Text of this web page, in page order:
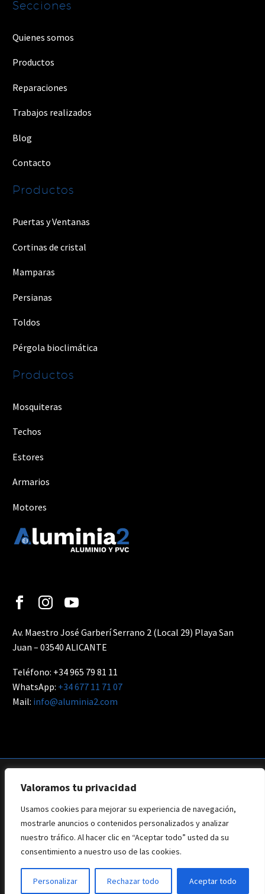
Valoramos tu privacidad
Usamos cookies para mejorar su experiencia de navegación,
mostrarle anuncios o contenidos personalizados y analizar
nuestro tráfico. Al hacer clic en “Aceptar todo” usted da su
consentimiento a nuestro uso de las cookies.
Personalizar Rechazar todo Aceptar todo
Secciones
Quienes somos
Productos
Reparaciones
Trabajos realizados
Blog
Contacto
Productos
Puertas y Ventanas
Cortinas de cristal
Mamparas
Persianas
Toldos
Pérgola bioclimática
Productos
Mosquiteras
Techos
Estores
Armarios
Motores
Av. Maestro José Garberí Serrano 2 (Local 29) Playa San
Juan – 03540 ALICANTE
Teléfono: +34 965 79 81 11
WhatsApp: +34 677 11 71 07
Mail: info@aluminia2.com
Aviso Legal Privacidad
Política de Cookies
Web: Branding Creative
Copyright © 2022 - Todos los derechos reservados - Aluminia2